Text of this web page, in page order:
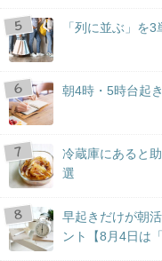
「列に並ぶ」を
朝4時・5時台起
冷蔵庫にあると
選
早起きだけが朝
ント【8月4日は